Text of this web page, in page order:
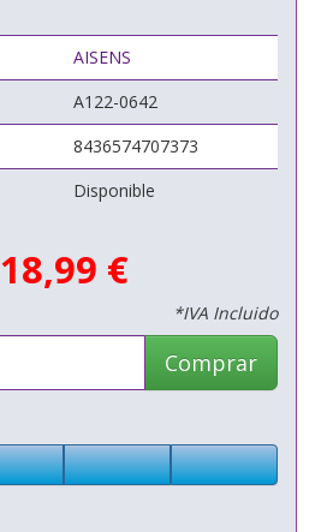
AISENS
A122-0642
8436574707373
Disponible
18,99 €
*IVA Incluido
Comprar